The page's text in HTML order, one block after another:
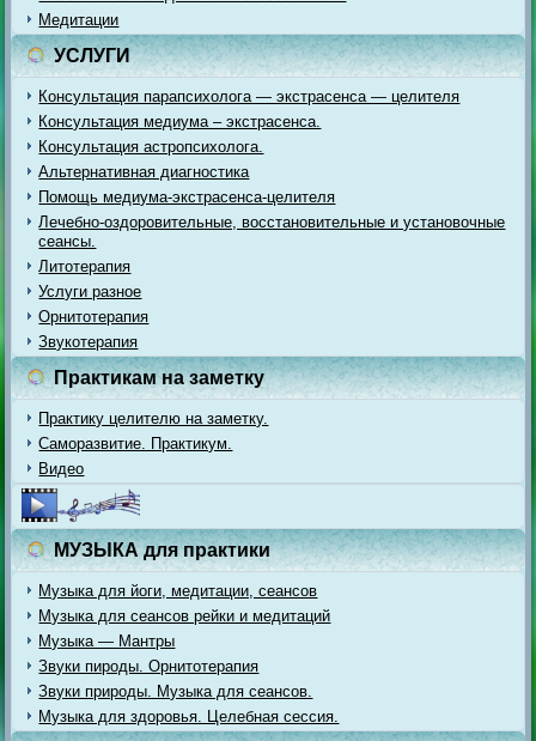
Медитации
УСЛУГИ
Консультация парапсихолога — экстрасенса — целителя
Консультация медиума – экстрасенса.
Консультация астропсихолога.
Альтернативная диагностика
Помощь медиума-экстрасенса-целителя
Лечебно-оздоровительные, восстановительные и установочные
сеансы.
Литотерапия
Услуги разное
Орнитотерапия
Звукотерапия
Практикам на заметку
Практику целителю на заметку.
Саморазвитие. Практикум.
Видео
МУЗЫКА для практики
Музыка для йоги, медитации, сеансов
Музыка для сеансов рейки и медитаций
Музыка — Мантры
Звуки пироды. Орнитотерапия
Звуки природы. Музыка для сеансов.
Музыка для здоровья. Целебная сессия.